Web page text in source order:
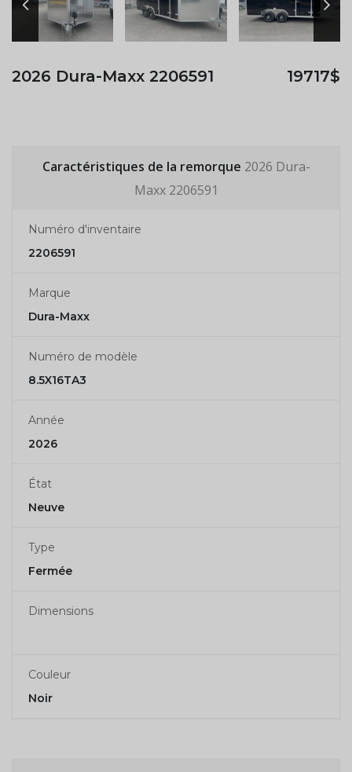
2026 Dura-Maxx 2206591 19717$
Caractéristiques de la remorque 2026 Dura-
Maxx 2206591
Numéro d'inventaire
2206591
Marque
Dura-Maxx
Numéro de modèle
8.5X16TA3
Année
2026
État
Neuve
Type
Fermée
Dimensions
Couleur
Noir